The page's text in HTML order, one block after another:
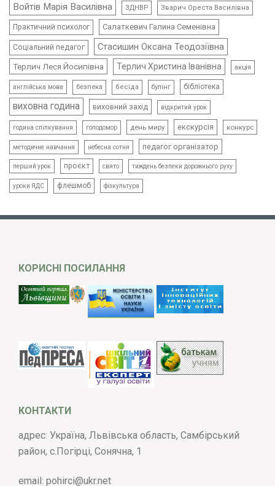
Войтів Марія Василівна ЗДНВР Зварич Ореста Василівна
Практичний психолог Салаткевич Галина Семенівна
Соціальний педагог Стасишин Оксана Теодозіївна
Терлич Леся Йосипівна Терлич Христина Іванівна акція
англійська мова безпека бесіда булінг бібліотека
виховна година виховний захід відкритий урок
година спілкування голодомор день миру екскурсія конкурс
методичне навчання небесна сотня педагог організатор
перший урок проєкт свято тиждень безпеки дорожнього руху
уроки ЯДС флешмоб фізкультура
КОРИСНІ ПОСИЛАННЯ
КОНТАКТИ
адрес: Україна, Львівська область, Самбірський
район, с.Погірці, Сонячна, 1
email: pohirci@ukr.net